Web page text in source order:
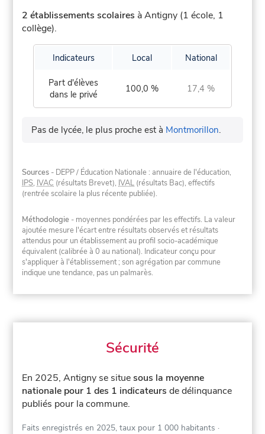
2 établissements scolaires à Antigny (1 école, 1
collège).
Indicateurs Local National
Part d'élèves
dans le privé
100,0 % 17,4 %
Pas de lycée, le plus proche est à Montmorillon.
Sources - DEPP / Éducation Nationale : annuaire de l'éducation,
IPS, IVAC (résultats Brevet), IVAL (résultats Bac), effectifs
(rentrée scolaire la plus récente publiée).
Méthodologie - moyennes pondérées par les effectifs. La valeur
ajoutée mesure l'écart entre résultats observés et résultats
attendus pour un établissement au profil socio-académique
équivalent (calibrée à 0 au national). Indicateur conçu pour
s'appliquer à l'établissement ; son agrégation par commune
indique une tendance, pas un palmarès.
Sécurité
En 2025, Antigny se situesous la moyenne
nationale pour 1 des 1 indicateurs de délinquance
publiés pour la commune.
Faits enregistrés en 2025, taux pour 1 000 habitants ·